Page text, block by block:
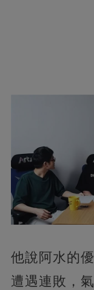
他說阿水的
遭遇連敗，